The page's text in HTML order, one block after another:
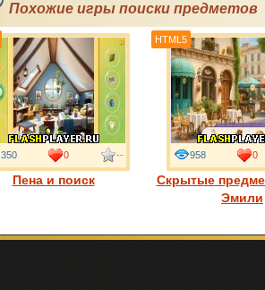
Похожие игры поиски предметов
Пена и поиск
350 0 --
Скрытые
Эмили
958 0
HTML5